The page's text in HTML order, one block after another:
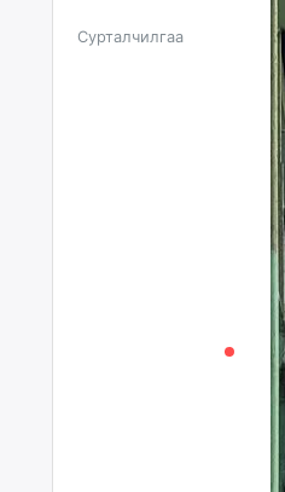
Сурталчилгаа